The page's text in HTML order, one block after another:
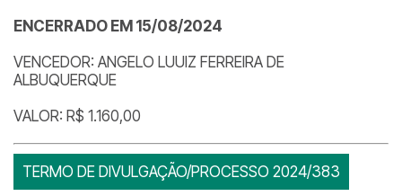
ENCERRADO EM 15/08/2024
VENCEDOR: ANGELO LUUIZ FERREIRA DE
ALBUQUERQUE
VALOR: R$ 1.160,00
TERMO DE DIVULGAÇÃO/PROCESSO 2024/383